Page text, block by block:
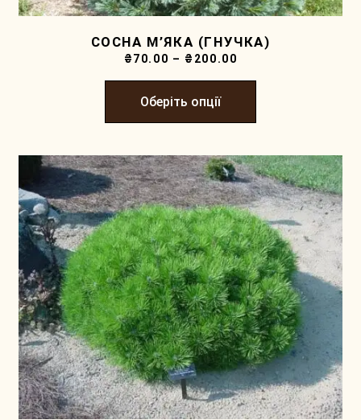
СОСНА М’ЯКА (ГНУЧКА)
₴70.00 – ₴ 200.00
Оберіть опції